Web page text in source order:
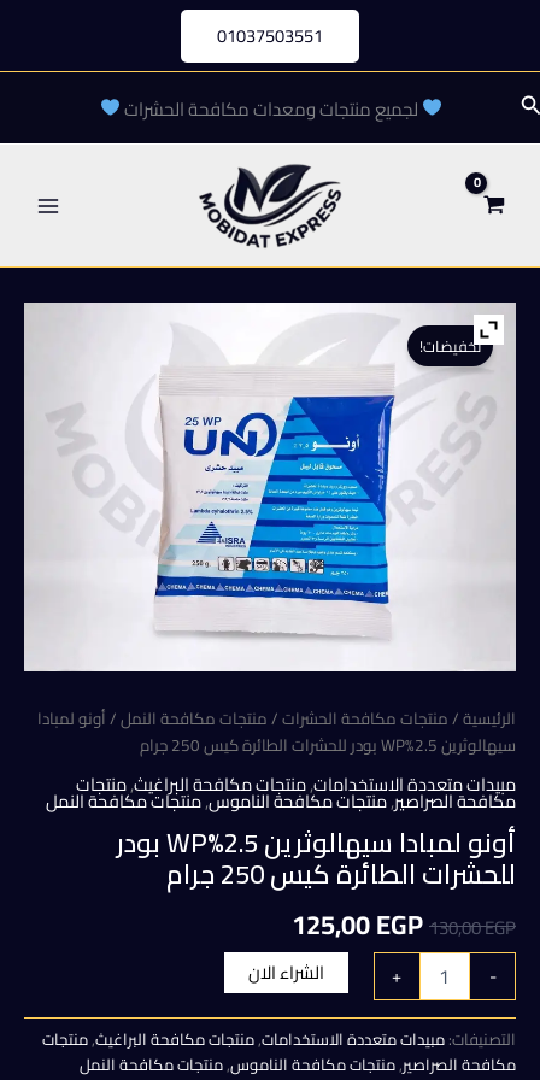
المحتوى
01037503551
البحث لجميع منتجات ومعدات مكافحة الحشرات
تخفيضات!
الرئيسية/منتجات مكافحة الحشرات/منتجات مكافحة النمل/ أونو لمبادا
سيهالوثرين 2.5%WP بودر للحشرات الطائرة كيس 250 جرام
مبيدات متعددة الاستخدامات,منتجات مكافحة البراغيث,منتجات
مكافحة الصراصير,منتجات مكافحة الناموس,منتجات مكافحة النمل
أونو لمبادا سيهالوثرين 2.5%WP بودر
للحشرات الطائرة كيس 250 جرام
130,00EGP
السعر
الأصلي
هو:
130,00 EGP.
125,00EGP
الحالي
هو:
125,00 EGP.
-
كمية
أونو
لمبادا
سيهالوثرين
2.5%WP
+ الشراء الان
التصنيفات:مبيدات متعددة الاستخدامات,منتجات مكافحة البراغيث,منتجات
مكافحة الصراصير,منتجات مكافحة الناموس,منتجات مكافحة النمل